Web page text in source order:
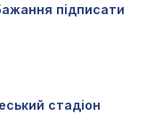
підписати
стадіон